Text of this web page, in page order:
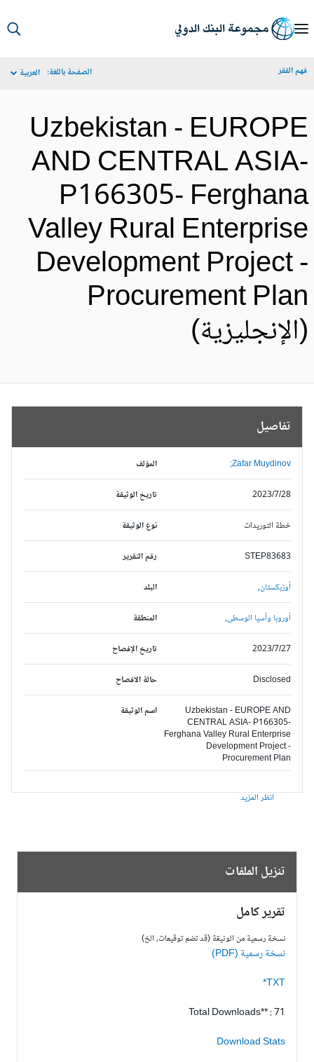
الفقر الصفحة باللغة: العربية
Uzbekistan -
AND CENTRAL
P166305-
Valley Rural
Development Project
Procurement
تفاصيل
المؤلف Zafar Muydinov;
تاريخ الوثيقة 2023/7/28
نوع الوثيقة خطة التوريدات
رقم التقرير STEP83683
البلد أوزبكستان,
المنطقة أوروبا وآسيا الوسطى,
تاريخ الإفصاح 2023/7/27
حالة الافصاح Disclosed
اسم الوثيقة
Uzbekistan - EUROPE AND
CENTRAL ASIA- P166305-
Ferghana Valley Rural Enterprise
Development Project -
Procurement Plan
انظر المزيد
تنزيل الملفات
تقرير كامل
نسخة رسمية من الوثيقة (قد تضم توقيعات، الخ)
نسخة رسمية (PDF)
TXT*
Total Downloads** : 71
Download Stats